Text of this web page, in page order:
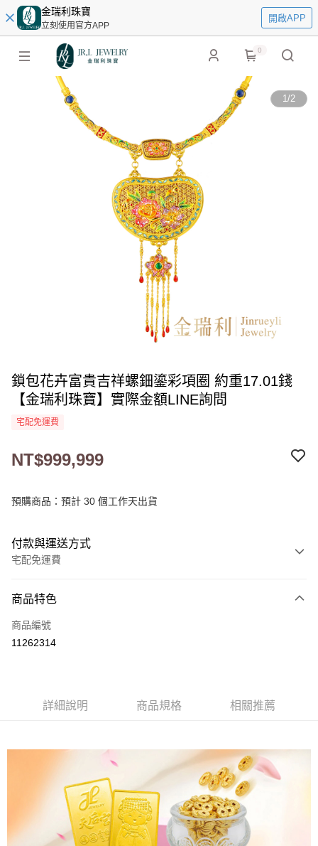
金瑞利珠寶
立刻使用官方APP
開啟APP
0
1/2
鎖包花卉富貴吉祥螺鈿鎏彩項圈 約重17.01錢
【金瑞利珠寶】實際金額LINE詢問
宅配免運費
NT$999,999
預購商品：預計 30 個工作天出貨
付款與運送方式
宅配免運費
信用卡一次付款
LINE Pay
ATM付款
運送方式
商品特色
商品編號
11262314
詳細說明 商品規格 相關推薦